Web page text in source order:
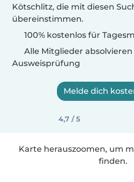
Kötschlitz, die mit diesen
übereinstimmen.
100% kostenlos für
Alle Mitglieder
Ausweisprüfung
Melde dich
4,7 / 5
Karte herauszoomen, um
finden.